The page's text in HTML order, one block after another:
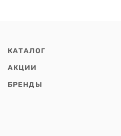
КАТАЛОГ
АКЦИИ
БРЕНДЫ